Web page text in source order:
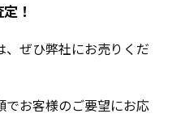
！
ぜひ弊社にお売りくだ
でお客様のご要望にお応